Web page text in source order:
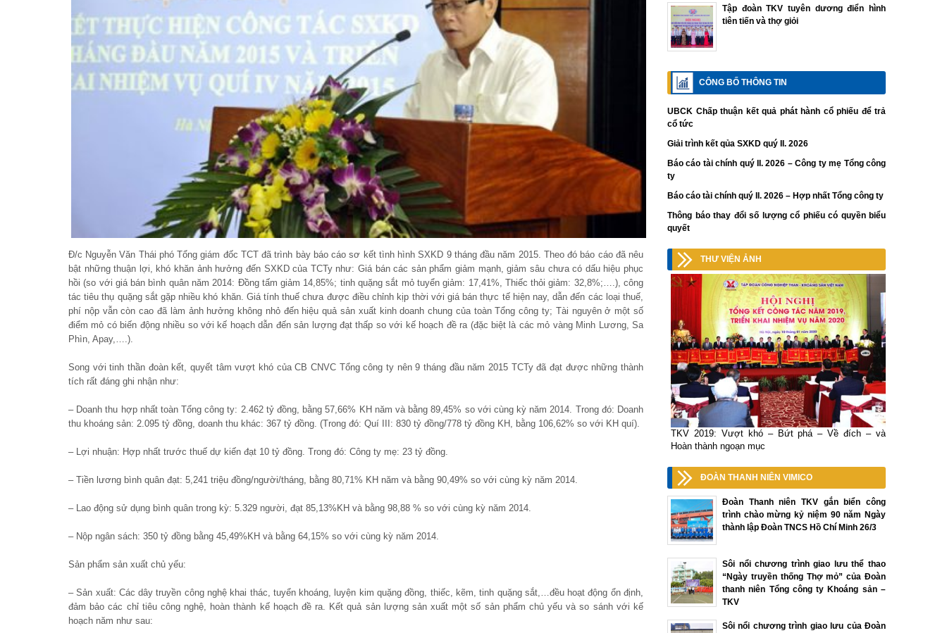
Đ/c Nguyễn Văn Thái phó Tổng giám đốc TCT đã trình bày báo cáo sơ kết tình hình SXKD 9 tháng đầu năm 2015. Theo đó báo cáo đã nêu
bật những thuận lợi, khó khăn ảnh hưởng đến SXKD của TCTy như: Giá bán các sản phẩm giảm mạnh, giảm sâu chưa có dấu hiệu phục
hồi (so với giá bán bình quân năm 2014: Đồng tấm giảm 14,85%; tinh quặng sắt mỏ tuyển giảm: 17,41%, Thiếc thỏi giảm: 32,8%;….), công
tác tiêu thụ quặng sắt gặp nhiều khó khăn. Giá tính thuế chưa được điều chỉnh kịp thời với giá bán thực tế hiện nay, dẫn đến các loại thuế,
phí nộp vẫn còn cao đã làm ảnh hưởng không nhỏ đến hiệu quả sản xuất kinh doanh chung của toàn Tổng công ty; Tài nguyên ở một số
điểm mỏ có biến động nhiều so với kế hoạch dẫn đến sản lượng đạt thấp so với kế hoạch đề ra (đặc biệt là các mỏ vàng Minh Lương, Sa
Phìn, Apay,….).
Song với tinh thần đoàn kết, quyết tâm vượt khó của CB CNVC Tổng công ty nên 9 tháng đầu năm 2015 TCTy đã đạt được những thành
tích rất đáng ghi nhận như:
– Doanh thu hợp nhất toàn Tổng công ty: 2.462 tỷ đồng, bằng 57,66% KH năm và bằng 89,45% so với cùng kỳ năm 2014. Trong đó: Doanh
thu khoáng sản: 2.095 tỷ đồng, doanh thu khác: 367 tỷ đồng. (Trong đó: Quí III: 830 tỷ đồng/778 tỷ đồng KH, bằng 106,62% so với KH quí).
– Lợi nhuận: Hợp nhất trước thuế dự kiến đạt 10 tỷ đồng. Trong đó: Công ty mẹ: 23 tỷ đồng.
– Tiền lương bình quân đạt: 5,241 triệu đồng/người/tháng, bằng 80,71% KH năm và bằng 90,49% so với cùng kỳ năm 2014.
– Lao động sử dụng bình quân trong kỳ: 5.329 người, đạt 85,13%KH và bằng 98,88 % so với cùng kỳ năm 2014.
– Nộp ngân sách: 350 tỷ đồng bằng 45,49%KH và bằng 64,15% so với cùng kỳ năm 2014.
Sản phẩm sản xuất chủ yếu:
– Sản xuất: Các dây truyền công nghệ khai thác, tuyển khoáng, luyện kim quặng đồng, thiếc, kẽm, tinh quặng sắt,…đều hoạt động ổn định,
đảm bảo các chỉ tiêu công nghệ, hoàn thành kế hoạch đề ra. Kết quả sản lượng sản xuất một số sản phẩm chủ yếu và so sánh với kế
hoạch năm như sau:
Tập đoàn TKV tuyên dương điển hình
tiên tiến và thợ giỏi
CÔNG BỐ THÔNG TIN
UBCK Chấp thuận kết quả phát hành cổ phiếu để trả
cổ tức
Giải trình kết qủa SXKD quý II. 2026
Báo cáo tài chính quý II. 2026 – Công ty mẹ Tổng công
ty
Báo cáo tài chính quý II. 2026 – Hợp nhất Tổng công ty
Thông báo thay đổi số lượng cổ phiếu có quyền biểu
quyết
THƯ VIỆN ẢNH
TKV 2019: Vượt khó – Bứt phá – Về đích – và
Hoàn thành ngoạn mục
ĐOÀN THANH NIÊN VIMICO
Đoàn Thanh niên TKV gắn biển công
trình chào mừng kỷ niệm 90 năm Ngày
thành lập Đoàn TNCS Hồ Chí Minh 26/3
Sôi nổi chương trình giao lưu thể thao
“Ngày truyền thống Thợ mỏ” của Đoàn
thanh niên Tổng công ty Khoáng sản –
TKV
Sôi nổi chương trình giao lưu của Đoàn